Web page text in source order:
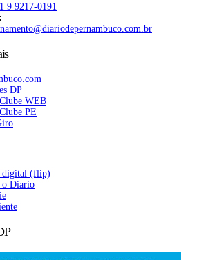
9 9217-0191
.com.br
DP
WEB
PE
digital (flip)
o Diario